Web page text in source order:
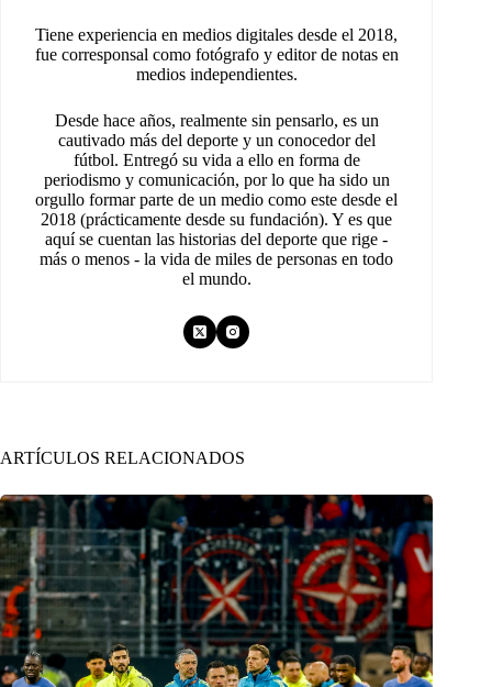
Tiene experiencia en medios digitales desde el 2018,
fue corresponsal como fotógrafo y editor de notas en
medios independientes.
Desde hace años, realmente sin pensarlo, es un
cautivado más del deporte y un conocedor del
fútbol. Entregó su vida a ello en forma de
periodismo y comunicación, por lo que ha sido un
orgullo formar parte de un medio como este desde el
2018 (prácticamente desde su fundación). Y es que
aquí se cuentan las historias del deporte que rige -
más o menos - la vida de miles de personas en todo
el mundo.
ARTÍCULOS RELACIONADOS